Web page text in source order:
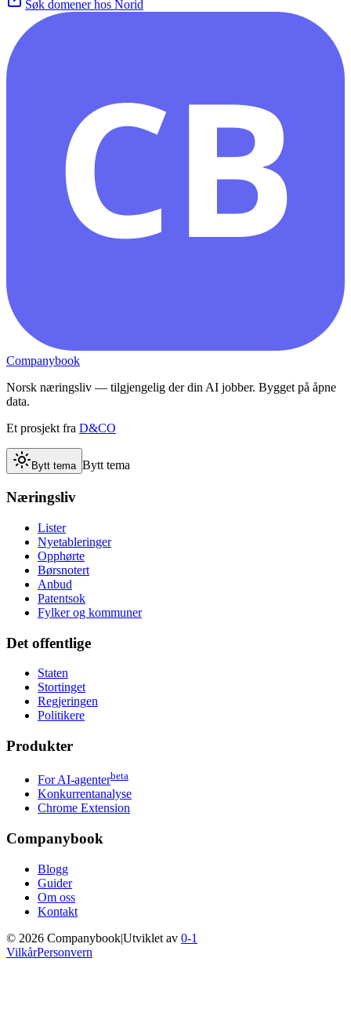
Søk domener hos Norid
CB
Companybook
Norsk næringsliv — tilgjengelig der din AI jobber. Bygget på åpne
data.
Et prosjekt fra D&CO
Bytt tema Bytt tema
Næringsliv
Lister
Nyetableringer
Opphørte
Børsnotert
Anbud
Patentsok
Fylker og kommuner
Det offentlige
Staten
Stortinget
Regjeringen
Politikere
Produkter
For AI-agenterbeta
Konkurrentanalyse
Chrome Extension
Companybook
Blogg
Guider
Om oss
Kontakt
© 2026 Companybook|Utviklet av 0-1
VilkårPersonvern